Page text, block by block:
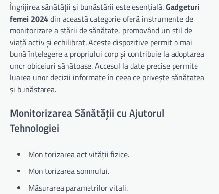
Îngrijirea sănătății și bunăstării este esențială.Gadgeturi
femei 2024din această categorie oferă instrumente de
monitorizare a stării de sănătate, promovând un stil de
viață activ și echilibrat. Aceste dispozitive permit o mai
bună înțelegere a propriului corp și contribuie la adoptarea
unor obiceiuri sănătoase. Accesul la date precise permite
luarea unor decizii informate în ceea ce privește sănătatea
și bunăstarea.
Monitorizarea Sănătății cu Ajutorul
Tehnologiei
Monitorizarea activității fizice.
Monitorizarea somnului.
Măsurarea parametrilor vitali.